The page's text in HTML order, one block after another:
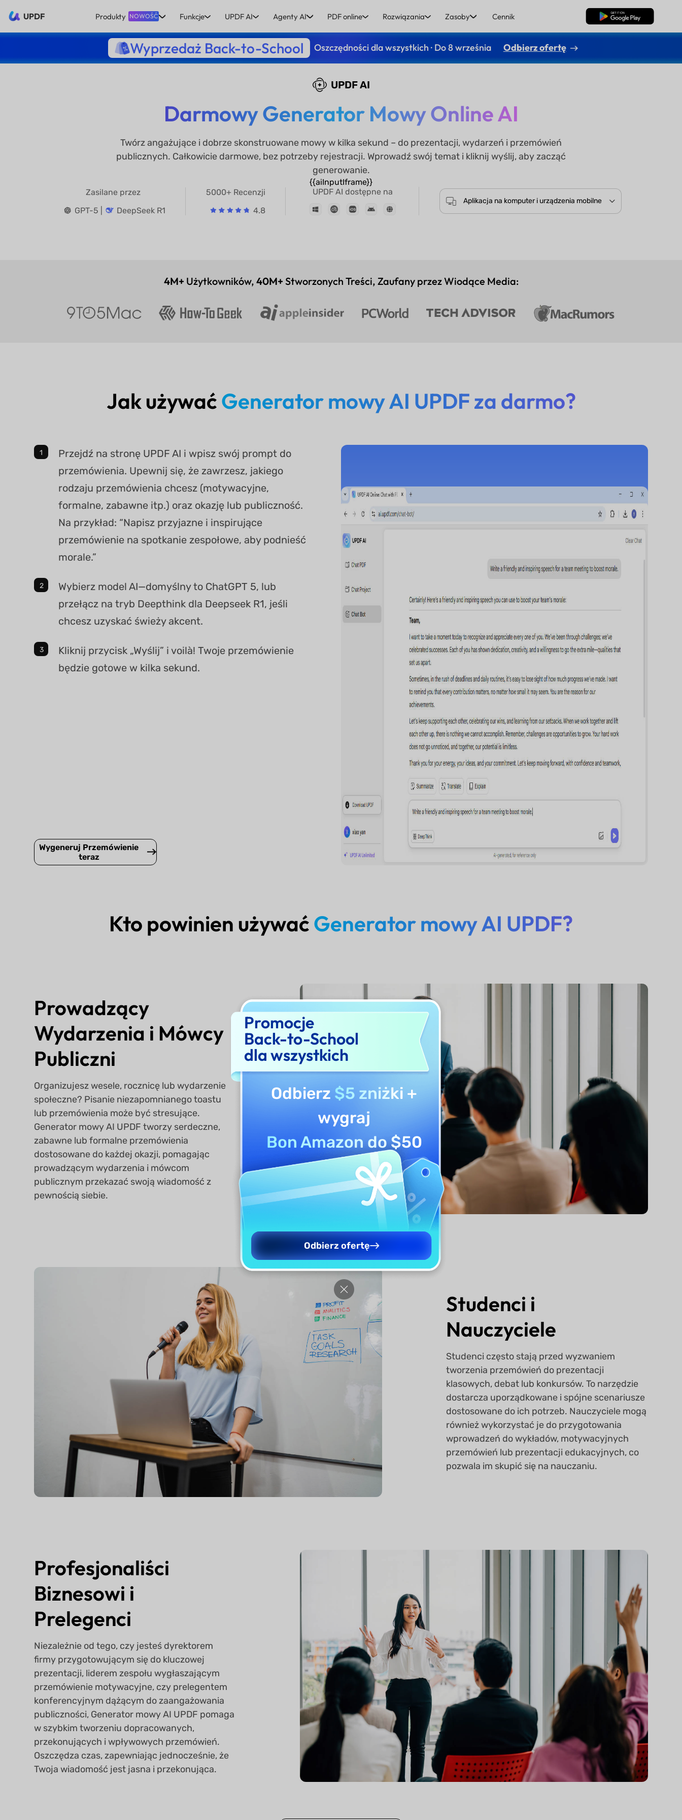
UPDF Produkty NOWOŚĆ Funkcje UPDF AI Agenty AI PDF online Rozwiązania Zasoby Cennik Pobierz za darmo
Wyprzedaż Back-to-School Oszczędności dla wszystkich · Do 8 września Odbierz ofertę
UPDF AI
Darmowy Generator Mowy Online AI
Twórz angażujące i dobrze skonstruowane mowy w kilka sekund – do prezentacji, wydarzeń i przemówień
publicznych. Całkowicie darmowe, bez potrzeby rejestracji. Wprowadź swój temat i kliknij wyślij, aby zacząć
generowanie.
{{aiInputIframe}}
Zasilane przez
GPT-5 |
DeepSeek R1
5000+ Recenzji
4.8
UPDF AI dostępne na
Aplikacja na komputer i urządzenia mobilne
4M+ Użytkowników, 40M+ Stworzonych Treści, Zaufany przez Wiodące Media:
Jak używaćGenerator mowy AI UPDF za darmo?
Przejdź na stronę UPDF AI i wpisz swój prompt do
przemówienia. Upewnij się, że zawrzesz, jakiego
rodzaju przemówienia chcesz (motywacyjne,
formalne, zabawne itp.) oraz okazję lub publiczność.
Na przykład: “Napisz przyjazne i inspirujące
przemówienie na spotkanie zespołowe, aby podnieść
morale.”
Wybierz model AI—domyślny to ChatGPT 5, lub
przełącz na tryb Deepthink dla Deepseek R1, jeśli
chcesz uzyskać świeży akcent.
Kliknij przycisk „Wyślij” i voilà! Twoje przemówienie
będzie gotowe w kilka sekund.
Wygeneruj Przemówienie
teraz
Kto powinien używaćGenerator mowy AI UPDF?
Prowadzący
Wydarzenia i Mówcy
Publiczni
Organizujesz wesele, rocznicę lub wydarzenie
społeczne? Pisanie niezapomnianego toastu
lub przemówienia może być stresujące.
Generator mowy AI UPDF tworzy serdeczne,
zabawne lub formalne przemówienia
dostosowane do każdej okazji, pomagając
prowadzącym wydarzenia i mówcom
publicznym przekazać swoją wiadomość z
pewnością siebie.
Studenci i
Nauczyciele
Studenci często stają przed wyzwaniem
tworzenia przemówień do prezentacji
klasowych, debat lub konkursów. To narzędzie
dostarcza uporządkowane i spójne scenariusze
dostosowane do ich potrzeb. Nauczyciele mogą
również wykorzystać je do przygotowania
wprowadzeń do wykładów, motywacyjnych
przemówień lub prezentacji edukacyjnych, co
pozwala im skupić się na nauczaniu.
Profesjonaliści
Biznesowi i
Prelegenci
Niezależnie od tego, czy jesteś dyrektorem
firmy przygotowującym się do kluczowej
prezentacji, liderem zespołu wygłaszającym
przemówienie motywacyjne, czy prelegentem
konferencyjnym dążącym do zaangażowania
publiczności, Generator mowy AI UPDF pomaga
w szybkim tworzeniu dopracowanych,
przekonujących i wpływowych przemówień.
Oszczędza czas, zapewniając jednocześnie, że
Twoja wiadomość jest jasna i przekonująca.
Promocje
Back-to-School
dla wszystkich
Odbierz $5 zniżki +
wygraj
Bon Amazon do $50
Odbierz ofertę